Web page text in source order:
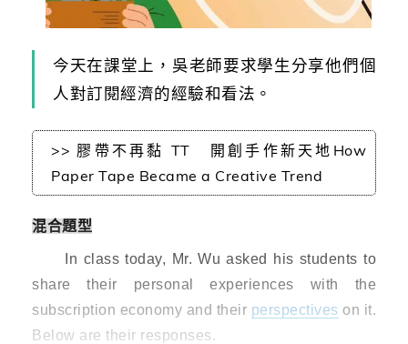
今天在課堂上，吳老師要求學生分享他們個
人對訂閱經濟的經驗和看法。
>> 膠帶不再黏 TT 開創手作新天地How
Paper Tape Became a Creative Trend
混合題型
In class today, Mr. Wu asked his students to
share their personal experiences with the
subscription economy and their perspectives on it.
Below are their responses.